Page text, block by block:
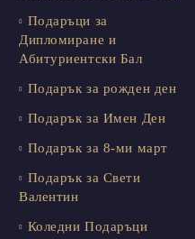
Подаръци за
Дипломиране и
Абитуриентски Бал
Подарък за рожден ден
Подарък за Имен Ден
Подарък за 8-ми март
Подарък за Свети
Валентин
Коледни Подаръци